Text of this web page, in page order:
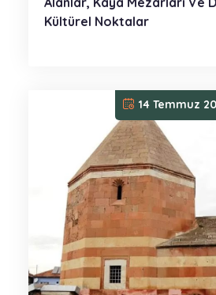
Kültürel Noktalar
14 Temmuz